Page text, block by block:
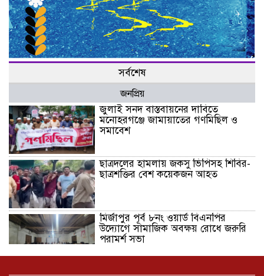
সর্বশেষ
জনপ্রিয়
জুলাই সনদ বাস্তবায়নের দাবিতে
মনোহরগঞ্জে জামায়াতের গণমিছিল ও
সমাবেশ
ছাত্রদলের হামলায় জকসু ভিপিসহ শিবির-
ছাত্রশক্তির বেশ কয়েকজন আহত
মির্জাপুর পূর্ব ৮নং ওয়ার্ড বিএনপির
উদ্যোগে সামাজিক অবক্ষয় রোধে জরুরি
পরামর্শ সভা
ভ্রমণ কাহিনী: পদ্মা পারে আনন্দ ভ্রমণ –